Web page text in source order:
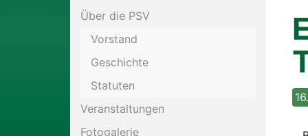
Eis- und Stocksport
Historisches Fechten
Über die PSV
Vorstand
Geschichte
Statuten
Veranstaltungen
Fotogalerie